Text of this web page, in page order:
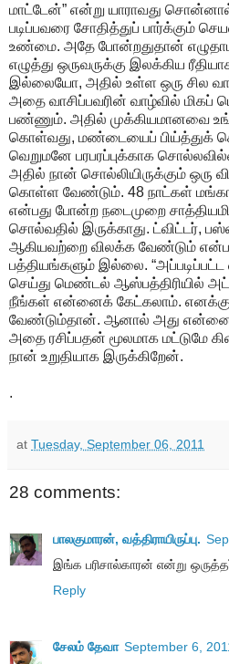
மாட்டேன்” என்று யாராவது
படிப்பவரை சோதித்துப் பார்க்கும்
உண்மை. அதே போன்றதுதான்
எழுத்து ஒருவருக்கு இலக்கிய
இல்லையோ, அதில் உள்ள ஒரு சில
அதை வாசிப்பவரின் வாழ்வில் மிகப்
பண்ணும். அதில் முக்கியமானவை
கொள்வது, மண்டையைப் பிய்த்துக்
வெறுமனே பரபரப்புக்காக
அதில் நான் சொல்லியிருக்கும் ஒரு
கொள்ள வேண்டும். 48 நாட்கள்
என்பது போன்ற நடைமுறை
சொல்வதில் இருக்காது. ட்விட்டர்,
ஆகியவற்றை விலக்க வேண்டும்
பத்தியங்களும் இல்லை.
செய்து மெண்டல் ஆஸ்பத்திரியில்
நீங்கள் என்னைக் கேட்கலாம்.
வேண்டும்தான். ஆனால் அது என்னை
அதை ரசிப்பதன் மூலமாக மட்டுமே
நான் உறுதியாக இருக்கிறேன்.
.
at Tuesday, September 06, 2011
28 comments:
பாலகுமாரன், வத்திராயிருப்பு.
இங்க பரிசால்காரன் என்று
Reply
சேலம் தேவா September 6,